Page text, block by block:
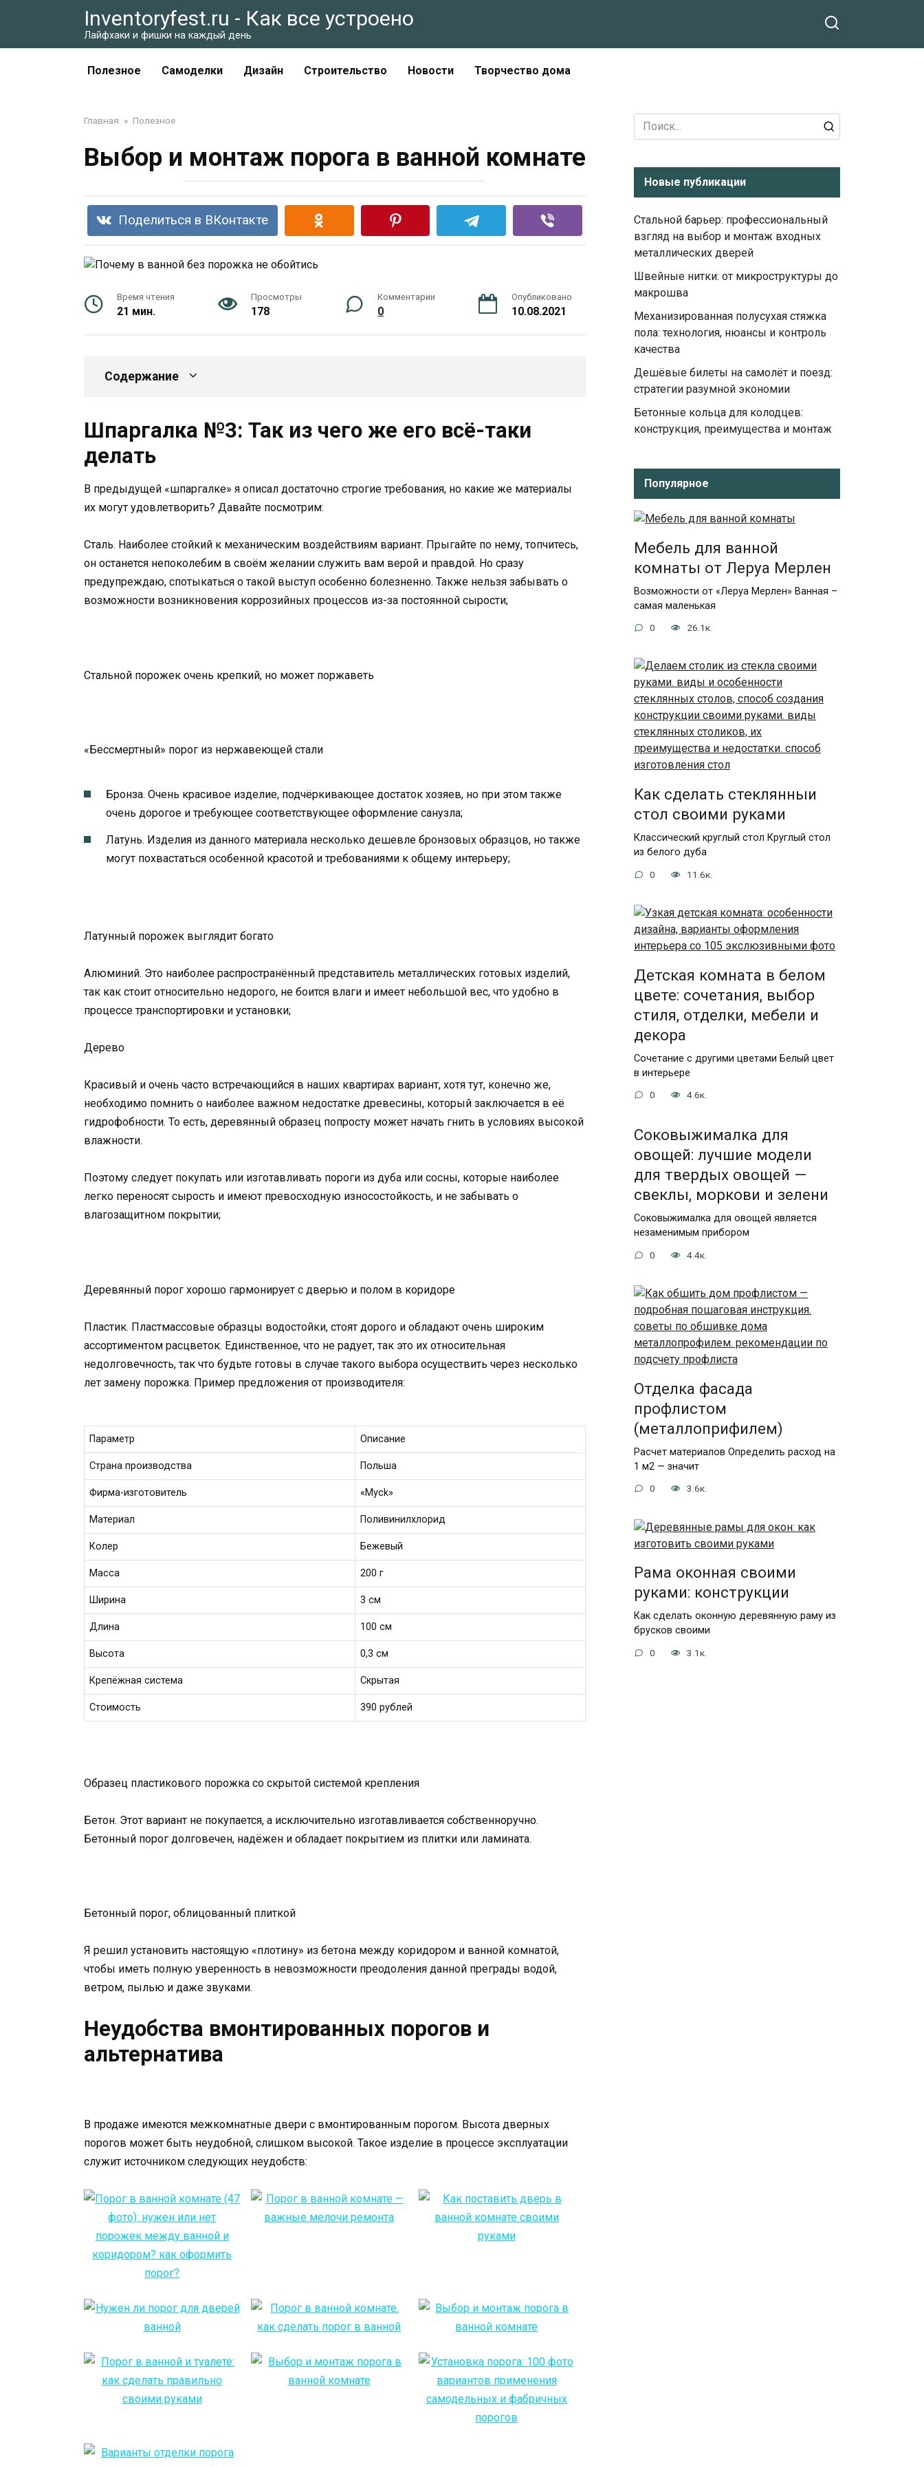
Inventoryfest.ru - Как все устроено
Лайфхаки и фишки на каждый день
Полезное Самоделки Дизайн Строительство Новости Творчество дома
Главная » Полезное
Выбор и монтаж порога в ванной комнате
Поделиться в ВКонтакте
Время чтения
21 мин.
Просмотры
178
Комментарии
0
Опубликовано
10.08.2021
Содержание
Шпаргалка №3: Так из чего же его всё-таки
делать
В предыдущей «шпаргалке» я описал достаточно строгие требования, но какие же материалы
их могут удовлетворить? Давайте посмотрим:
Сталь. Наиболее стойкий к механическим воздействиям вариант. Прыгайте по нему, топчитесь,
он останется непоколебим в своём желании служить вам верой и правдой. Но сразу
предупреждаю, спотыкаться о такой выступ особенно болезненно. Также нельзя забывать о
возможности возникновения коррозийных процессов из-за постоянной сырости;
Стальной порожек очень крепкий, но может поржаветь
«Бессмертный» порог из нержавеющей стали
Бронза. Очень красивое изделие, подчёркивающее достаток хозяев, но при этом также
очень дорогое и требующее соответствующее оформление санузла;
Латунь. Изделия из данного материала несколько дешевле бронзовых образцов, но также
могут похвастаться особенной красотой и требованиями к общему интерьеру;
Латунный порожек выглядит богато
Алюминий. Это наиболее распространённый представитель металлических готовых изделий,
так как стоит относительно недорого, не боится влаги и имеет небольшой вес, что удобно в
процессе транспортировки и установки;
Дерево
Красивый и очень часто встречающийся в наших квартирах вариант, хотя тут, конечно же,
необходимо помнить о наиболее важном недостатке древесины, который заключается в её
гидрофобности. То есть, деревянный образец попросту может начать гнить в условиях высокой
влажности.
Поэтому следует покупать или изготавливать пороги из дуба или сосны, которые наиболее
легко переносят сырость и имеют превосходную износостойкость, и не забывать о
влагозащитном покрытии;
Деревянный порог хорошо гармонирует с дверью и полом в коридоре
Пластик. Пластмассовые образцы водостойки, стоят дорого и обладают очень широким
ассортиментом расцветок. Единственное, что не радует, так это их относительная
недолговечность, так что будьте готовы в случае такого выбора осуществить через несколько
лет замену порожка. Пример предложения от производителя:
Параметр Описание
Страна производства Польша
Фирма-изготовитель «Myck»
Материал Поливинилхлорид
Колер Бежевый
Масса 200 г
Ширина 3 см
Длина 100 см
Высота 0,3 см
Крепёжная система Скрытая
Стоимость 390 рублей
Образец пластикового порожка со скрытой системой крепления
Бетон. Этот вариант не покупается, а исключительно изготавливается собственноручно.
Бетонный порог долговечен, надёжен и обладает покрытием из плитки или ламината.
Бетонный порог, облицованный плиткой
Я решил установить настоящую «плотину» из бетона между коридором и ванной комнатой,
чтобы иметь полную уверенность в невозможности преодоления данной преграды водой,
ветром, пылью и даже звуками.
Неудобства вмонтированных порогов и
альтернатива
В продаже имеются межкомнатные двери с вмонтированным порогом. Высота дверных
порогов может быть неудобной, слишком высокой. Такое изделие в процессе эксплуатации
служит источником следующих неудобств:
Search
for:
Новые публикации
Стальной барьер: профессиональный
взгляд на выбор и монтаж входных
металлических дверей
Швейные нитки: от микроструктуры до
макрошва
Механизированная полусухая стяжка
пола: технология, нюансы и контроль
качества
Дешёвые билеты на самолёт и поезд:
стратегии разумной экономии
Бетонные кольца для колодцев:
конструкция, преимущества и монтаж
Популярное
Мебель для ванной
комнаты от Леруа Мерлен
Возможности от «Леруа Мерлен» Ванная –
самая маленькая
0 26.1к.
Как сделать стеклянныи
стол своими руками
Классический круглый стол Круглый стол
из белого дуба
0 11.6к.
Детская комната в белом
цвете: сочетания, выбор
стиля, отделки, мебели и
декора
Сочетание с другими цветами Белый цвет
в интерьере
0 4.6к.
Соковыжималка для
овощей: лучшие модели
для твердых овощей —
свеклы, моркови и зелени
Соковыжималка для овощей является
незаменимым прибором
0 4.4к.
Отделка фасада
профлистом
(металлоприфилем)
Расчет материалов Определить расход на
1 м2 — значит
0 3.6к.
Рама оконная своими
руками: конструкции
Как сделать оконную деревянную раму из
брусков своими
0 3.1к.